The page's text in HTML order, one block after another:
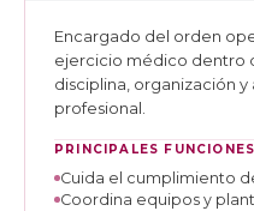
Encargado del orden
ejercicio médico dentro
disciplina, organización
profesional.
PRINCIPALES FUNCIONES
Cuida el cumplimiento
Coordina equipos y